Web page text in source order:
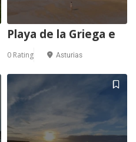
Playa de la Griega e
0 Rating Asturias